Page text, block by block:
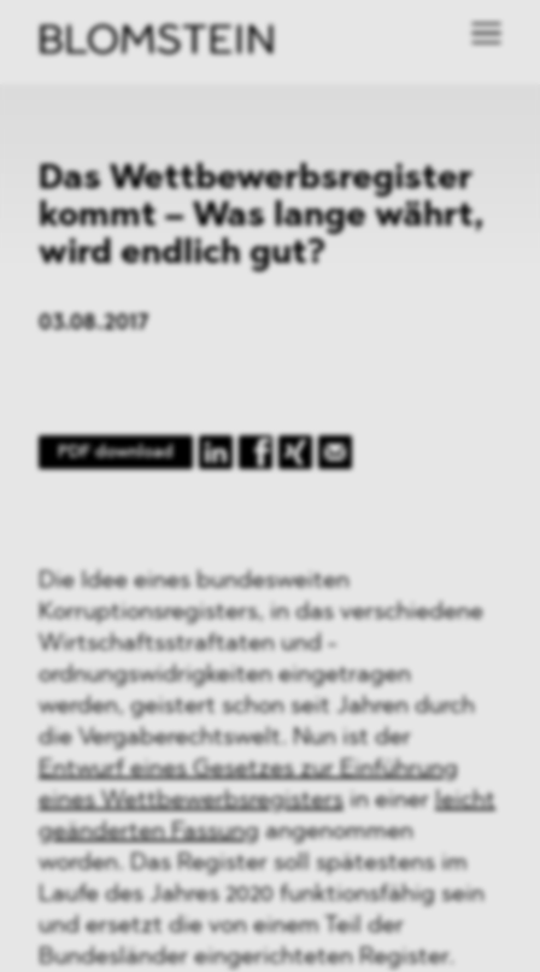
Das Wettbewerbsregister
kommt – Was lange währt,
wird endlich gut?
03.08.2017
PDF download
Die Idee eines bundesweiten
Korruptionsregisters, in das verschiedene
Wirtschaftsstraftaten und -
ordnungswidrigkeiten eingetragen
werden, geistert schon seit Jahren durch
die Vergaberechtswelt. Nun ist der
Entwurf eines Gesetzes zur Einführung
eines Wettbewerbsregistersin einer leicht
geänderten Fassungangenommen
worden. Das Register soll spätestens im
Laufe des Jahres 2020 funktionsfähig sein
und ersetzt die von einem Teil der
Bundesländer eingerichteten Register.